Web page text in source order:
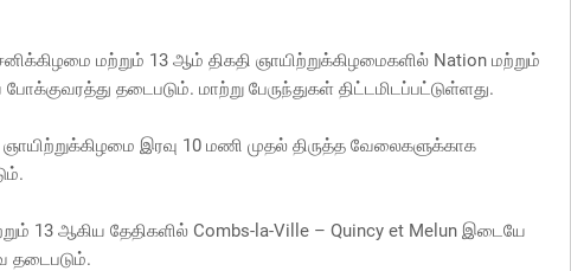
மற்றும் 13 ஆம் திகதி ஞாயிற்றுக்கிழமைகளில் Nation மற்றும்
தடைபடும். மாற்று பேருந்துகள் திட்டமிடப்பட்டுள்ளது.
ஞாயிற்றுக்கிழமை இரவு 10 மணி முதல் திருத்த வேலைகளுக்காக
13 ஆகிய தேதிகளில் Combs-la-Ville – Quincy et Melun இடையே
தடைபடும்.